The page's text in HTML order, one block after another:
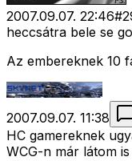
2007.09.07. 22:46#
heccsátra bele se
Az embereknek 10
2007.09.07. 11:38
HC gamereknek
WCG-n már látom